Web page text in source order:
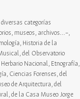
categorías
museos, archivos…–,
Historia de la
del Observatorio
Nacional, Etnografía,
Ciencias Forenses, del
de Arquitectura, del
de la Casa Museo Jorge